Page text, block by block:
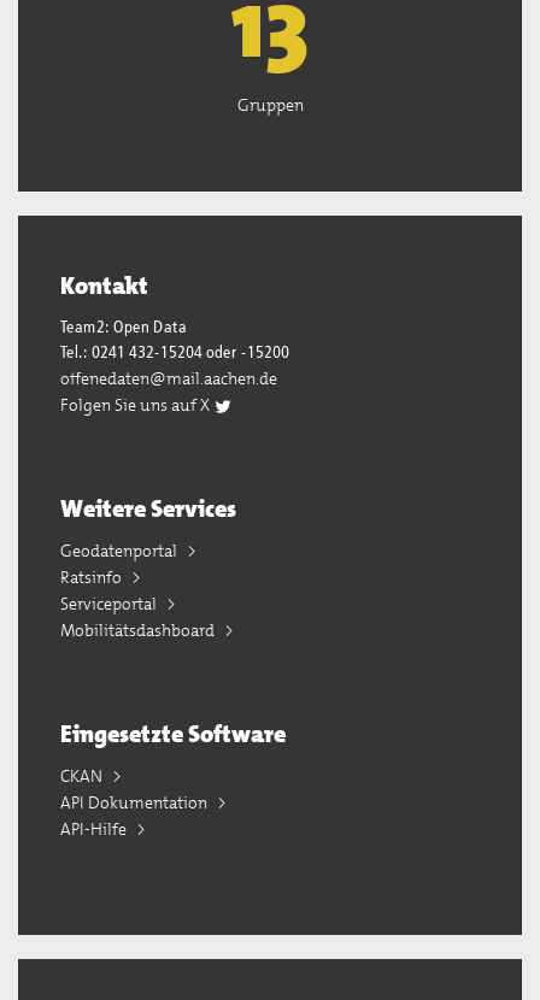
13
Gruppen
Kontakt
Team2: Open Data
Tel.: 0241 432-15204 oder -15200
offenedaten@mail.aachen.de
Folgen Sie uns auf X
Weitere Services
Geodatenportal
Ratsinfo
Serviceportal
Mobilitätsdashboard
Eingesetzte Software
CKAN
API Dokumentation
API-Hilfe